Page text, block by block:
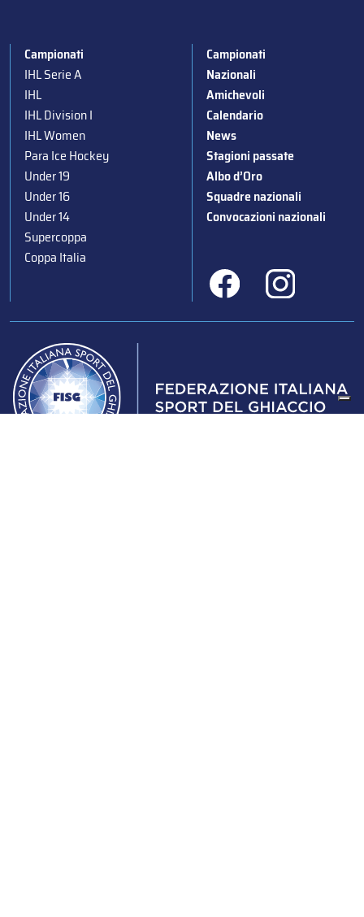
Campionati
IHL Serie A
IHL
IHL Division I
IHL Women
Para Ice Hockey
Under 19
Under 16
Under 14
Supercoppa
Coppa Italia
Campionati
Nazionali
Amichevoli
Calendario
News
Stagioni passate
Albo d’Oro
Squadre nazionali
Convocazioni nazionali